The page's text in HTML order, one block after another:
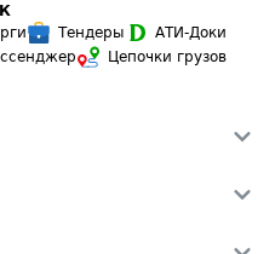
Тендеры
АТИ-Доки
Цепочки грузов